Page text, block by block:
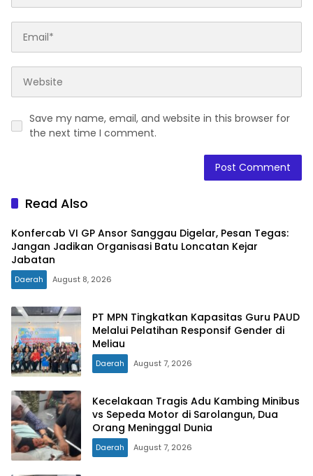
Save my name, email, and website in this browser for
the next time I comment.
Read Also
Konfercab VI GP Ansor Sanggau Digelar, Pesan Tegas:
Jangan Jadikan Organisasi Batu Loncatan Kejar
Jabatan
Daerah August 8, 2026
PT MPN Tingkatkan Kapasitas Guru PAUD
Melalui Pelatihan Responsif Gender di
Meliau
Daerah August 7, 2026
Kecelakaan Tragis Adu Kambing Minibus
vs Sepeda Motor di Sarolangun, Dua
Orang Meninggal Dunia
Daerah August 7, 2026